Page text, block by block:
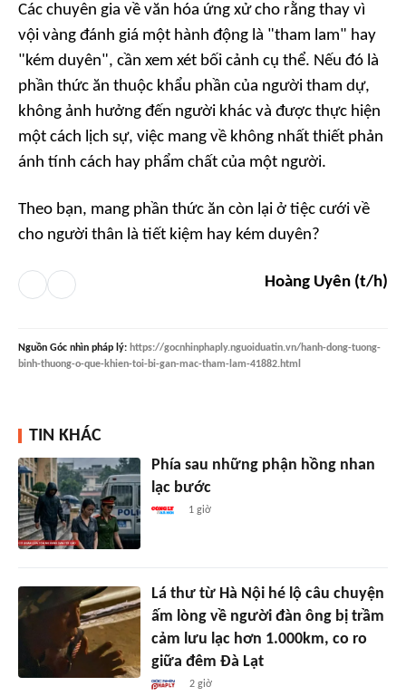
Các chuyên gia về văn hóa ứng xử cho rằng thay vì
vội vàng đánh giá một hành động là "tham lam" hay
"kém duyên", cần xem xét bối cảnh cụ thể. Nếu đó là
phần thức ăn thuộc khẩu phần của người tham dự,
không ảnh hưởng đến người khác và được thực hiện
một cách lịch sự, việc mang về không nhất thiết phản
ánh tính cách hay phẩm chất của một người.
Theo bạn, mang phần thức ăn còn lại ở tiệc cưới về
cho người thân là tiết kiệm hay kém duyên?
Hoàng Uyên (t/h)
Nguồn Góc nhìn pháp lý: https://gocnhinphaply.nguoiduatin.vn/hanh-dong-tuong-
binh-thuong-o-que-khien-toi-bi-gan-mac-tham-lam-41882.html
TIN KHÁC
Phía sau những phận hồng nhan
lạc bước
1 giờ
Lá thư từ Hà Nội hé lộ câu chuyện
ấm lòng về người đàn ông bị trầm
cảm lưu lạc hơn 1.000km, co ro
giữa đêm Đà Lạt
2 giờ